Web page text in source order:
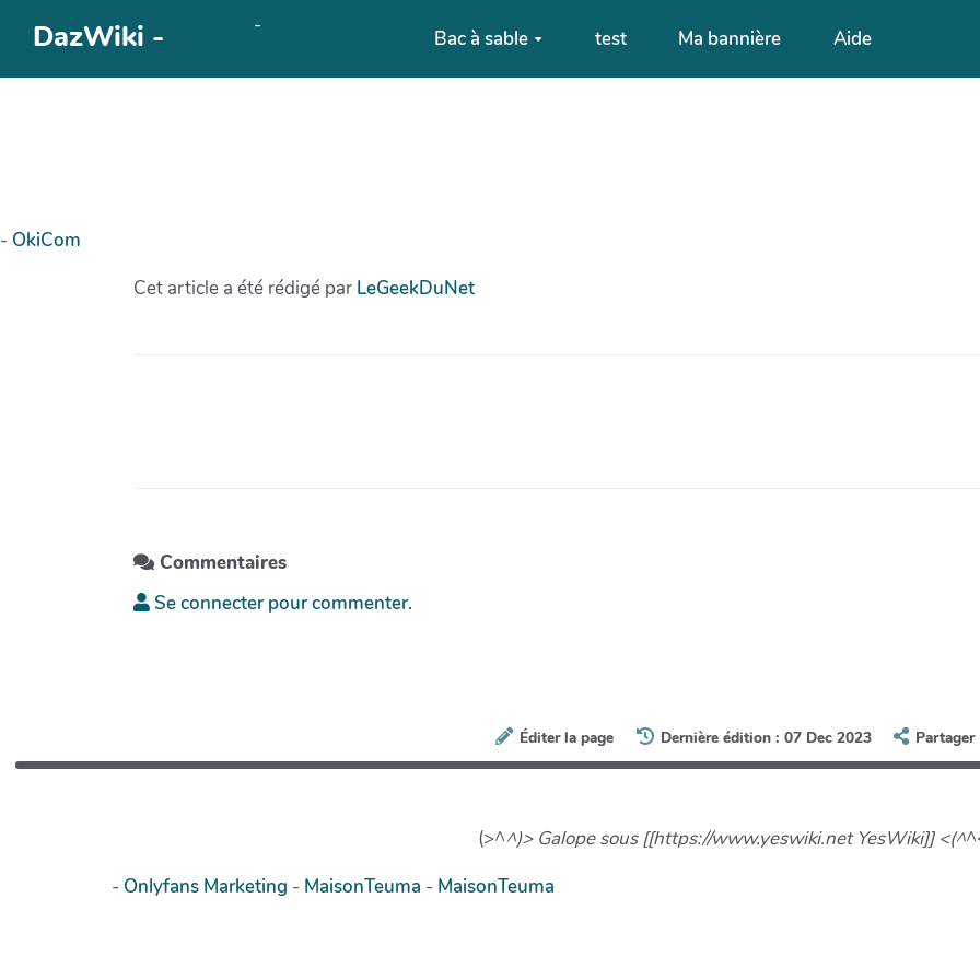
Aller au contenu principal
DazWiki -
-
Bac à sable test Ma bannière Aide
- OkiCom
Cet article a été rédigé par LeGeekDuNet
Commentaires
Se connecter pour commenter.
Éditer la page Dernière édition : 07 Dec 2023 Partager
(>^^)> Galope sous [[https://www.yeswiki.net YesWiki]] <(^
- Onlyfans Marketing - MaisonTeuma - MaisonTeuma